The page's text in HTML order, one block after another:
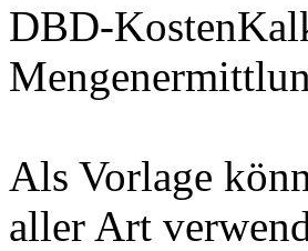
DBD-
Als Vorlage
aller Art